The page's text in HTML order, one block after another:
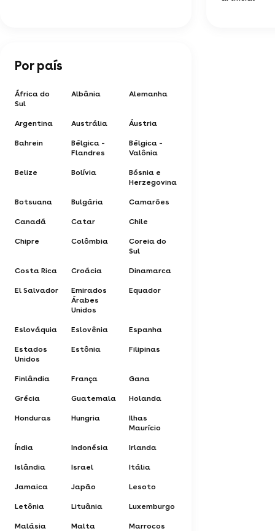
Por país
África do
Sul
Albânia Alemanha
Argentina Austrália Áustria
Bahrein
Bélgica -
Flandres
Bélgica -
Valônia
Belize Bolívia
Bósnia e
Herzegovina
Botsuana Bulgária Camarões
Canadá Catar Chile
Chipre Colômbia
Coreia do
Sul
Costa Rica Croácia Dinamarca
El Salvador
Emirados
Árabes
Unidos
Equador
Eslováquia Eslovênia Espanha
Estados
Unidos
Estônia Filipinas
Finlândia França Gana
Grécia Guatemala Holanda
Honduras Hungria
Ilhas
Maurício
Índia Indonésia Irlanda
Islândia Israel Itália
Jamaica Japão Lesoto
Letônia Lituânia Luxemburgo
Malásia Malta Marrocos